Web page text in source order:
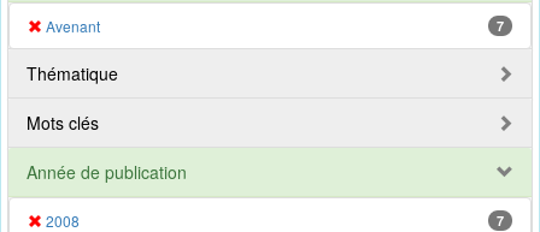
Avenant 7
Thématique
Mots clés
Année de publication
2008 7